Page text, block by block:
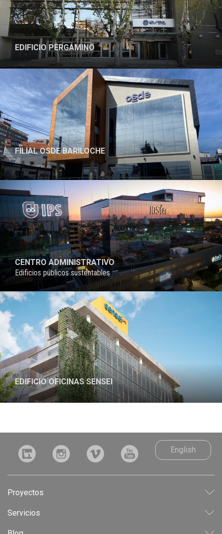
EDIFICIO PERGAMINO
PROYECTO
FILIAL OSDE BARILOCHE
PROYECTO
CENTRO ADMINISTRATIVO
Edificios públicos sustentables
PROYECTO
EDIFICIO OFICINAS SENSEI
English
Proyectos
LEED
Servicios
CONSULTORÍA